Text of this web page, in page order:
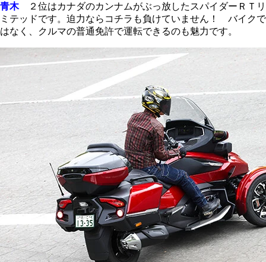
青木２位はカナダのカンナムがぶっ放したスパイダーＲＴリ
ミテッドです。迫力ならコチラも負けていません！ バイクで
はなく、クルマの普通免許で運転できるのも魅力です。